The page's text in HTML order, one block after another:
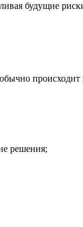
будущие
решения;